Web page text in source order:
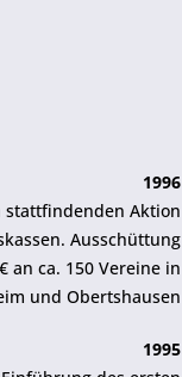
1996
stattfindenden Aktion
Ausschüttung
an ca. 150 Vereine in
und Obertshausen
1995